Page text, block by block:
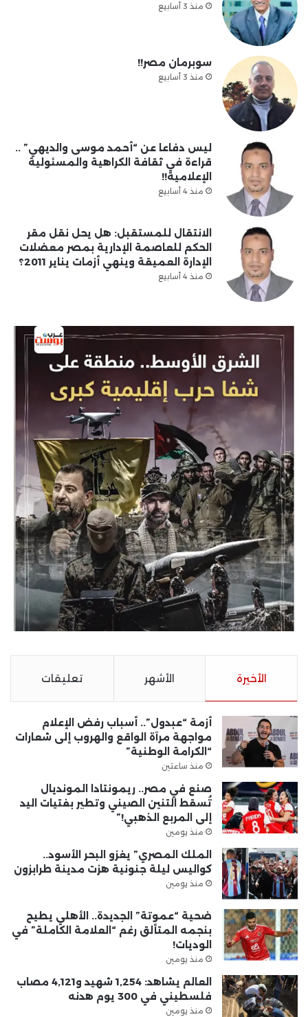
منذ 3 أسابيع
سوبرمان مصر!!
منذ 3 أسابيع
ليس دفاعا عن “أحمد موسى والديهي” ..
قراءة في ثقافة الكراهية والمسئولية
الإعلامية!!
منذ 4 أسابيع
الانتقال للمستقبل: هل يحل نقل مقر
الحكم للعاصمة الإدارية بمصر معضلات
الإدارة العميقة وينهي أزمات يناير 2011؟
منذ 4 أسابيع
الأخيرة الأشهر تعليقات
أزمة “عبدول”.. أسباب رفض الإعلام
مواجهة مرآة الواقع والهروب إلى شعارات
“الكرامة الوطنية”
منذ ساعتين
صنع في مصر.. ريمونتادا المونديال
تُسقط التنين الصيني وتطير بفتيات اليد
إلى المربع الذهبي!”
منذ يومين
الملك المصري” يغزو البحر الأسود..
كواليس ليلة جنونية هزت مدينة طرابزون
منذ يومين
ضحية “عموتة” الجديدة.. الأهلي يطيح
بنجمه المتألق رغم “العلامة الكاملة” في
الوديات!
منذ يومين
العالم يشاهد: 1,254 شهيد و4,121 مصاب
فلسطيني في 300 يوم هدنه
منذ يومين